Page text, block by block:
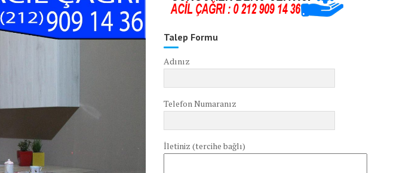
Talep Formu
Adınız
Telefon Numaranız
İletiniz (tercihe bağlı)